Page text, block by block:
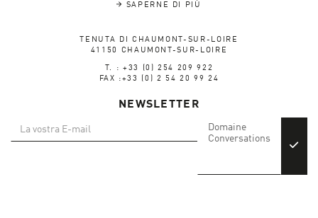
SAPERNE DI PIÙ
TENUTA DI CHAUMONT-SUR-LOIRE
41150 CHAUMONT-SUR-LOIRE
T. : +33 (0) 254 209 922
FAX :+33 (0) 2 54 20 99 24
NEWSLETTER